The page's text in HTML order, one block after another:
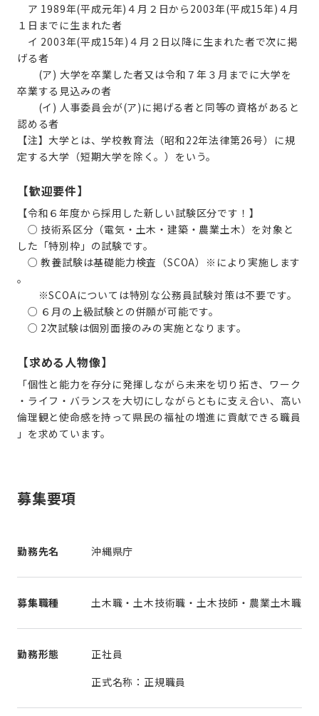
ア 1989年(平成元年)４月２日から2003年(平成15年)４月
１日までに生まれた者
イ 2003年(平成15年)４月２日以降に生まれた者で次に掲
げる者
(ア) 大学を卒業した者又は令和７年３月までに大学を
卒業する見込みの者
(イ) 人事委員会が(ア)に掲げる者と同等の資格があると
認める者
【注】大学とは、学校教育法（昭和22年法律第26号）に規
定する大学（短期大学を除く。）をいう。
【歓迎要件】
【令和６年度から採用した新しい試験区分です！】
○ 技術系区分（電気・土木・建築・農業土木）を対象と
した「特別枠」の試験です。
○ 教養試験は基礎能力検査（SCOA）※により実施します
。
※SCOAについては特別な公務員試験対策は不要です。
○ ６月の上級試験との併願が可能です。
○ 2次試験は個別面接のみの実施となります。
【求める人物像】
「個性と能力を存分に発揮しながら未来を切り拓き、ワーク
・ライフ・バランスを大切にしながらともに支え合い、高い
倫理観と使命感を持って県民の福祉の増進に貢献できる職員
」を求めています。
募集要項
勤務先名 沖縄県庁
募集職種 土木職・土木技術職・土木技師・農業土木職
勤務形態
正社員
正式名称：正規職員